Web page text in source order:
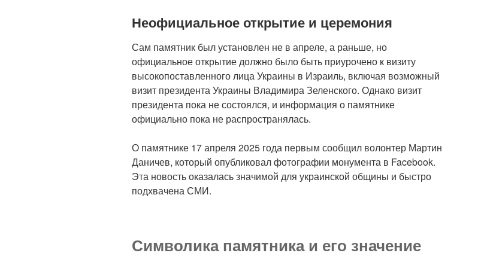
Неофициальное открытие и церемония
Сам памятник был установлен не в апреле, а раньше, но
официальное открытие должно было быть приурочено к визиту
высокопоставленного лица Украины в Израиль, включая возможный
визит президента Украины Владимира Зеленского. Однако визит
президента пока не состоялся, и информация о памятнике
официально пока не распространялась.
О памятнике 17 апреля 2025 года первым сообщил волонтер Мартин
Даничев, который опубликовал фотографии монумента в Facebook.
Эта новость оказалась значимой для украинской общины и быстро
подхвачена СМИ.
Символика памятника и его значение